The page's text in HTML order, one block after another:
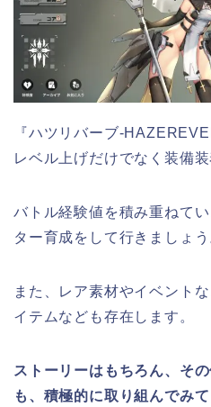
『ハツリバーブ-
レベル上げだけでなく装備
バトル経験値を積み重ねて
ター育成をして行きましょう
また、レア素材やイベント
イテムなども存在します。
ストーリーはもちろん、そ
も、積極的に取り組んでみて